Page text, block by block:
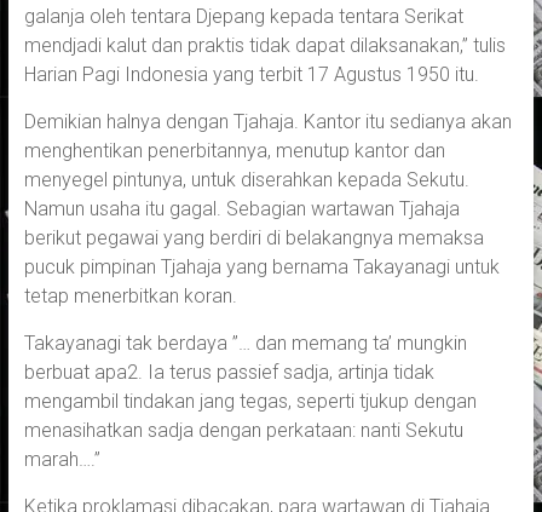
galanja oleh tentara Djepang kepada tentara Serikat
mendjadi kalut dan praktis tidak dapat dilaksanakan,” tulis
Harian Pagi Indonesia yang terbit 17 Agustus 1950 itu.
Demikian halnya dengan Tjahaja. Kantor itu sedianya akan
menghentikan penerbitannya, menutup kantor dan
menyegel pintunya, untuk diserahkan kepada Sekutu.
Namun usaha itu gagal. Sebagian wartawan Tjahaja
berikut pegawai yang berdiri di belakangnya memaksa
pucuk pimpinan Tjahaja yang bernama Takayanagi untuk
tetap menerbitkan koran.
Takayanagi tak berdaya ”… dan memang ta’ mungkin
berbuat apa2. Ia terus passief sadja, artinja tidak
mengambil tindakan jang tegas, seperti tjukup dengan
menasihatkan sadja dengan perkataan: nanti Sekutu
marah….”
Ketika proklamasi dibacakan, para wartawan di Tjahaja